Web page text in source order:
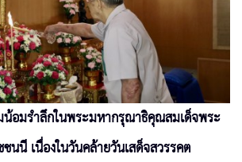
อมรำลึกในพระมหากรุณาธิคุณสมเด็จพระ
นนี เนื่องในวันคล้ายวันเสด็จสวรรคต